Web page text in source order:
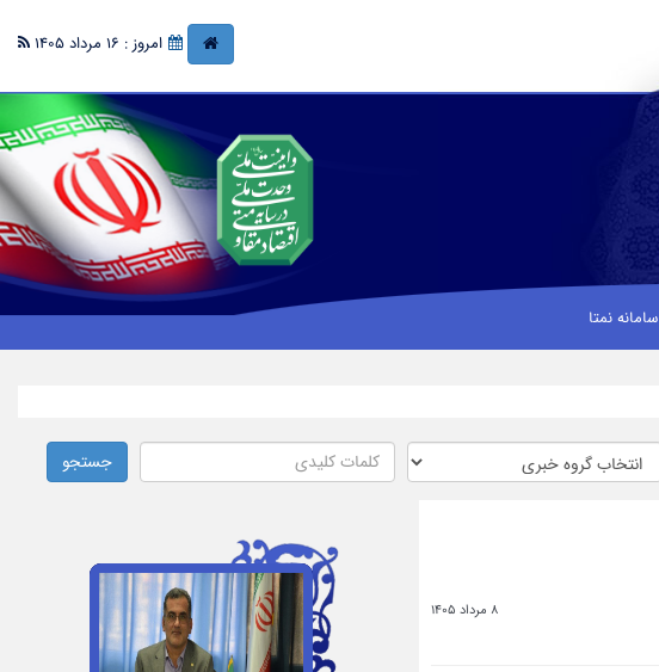
امروز : 16 مرداد 1405
سامانه نمتا
جستجو
8 مرداد 1405